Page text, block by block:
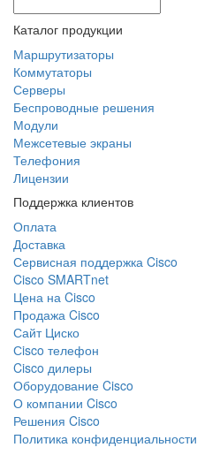
Каталог продукции
Маршрутизаторы
Коммутаторы
Серверы
Беспроводные решения
Модули
Межсетевые экраны
Телефония
Лицензии
Поддержка клиентов
Оплата
Доставка
Сервисная поддержка Cisco
Cisco SMARTnet
Цена на Cisco
Продажа Cisco
Сайт Циско
Сisco телефон
Cisco дилеры
Оборудование Cisco
О компании Cisco
Решения Cisco
Политика конфиденциальности